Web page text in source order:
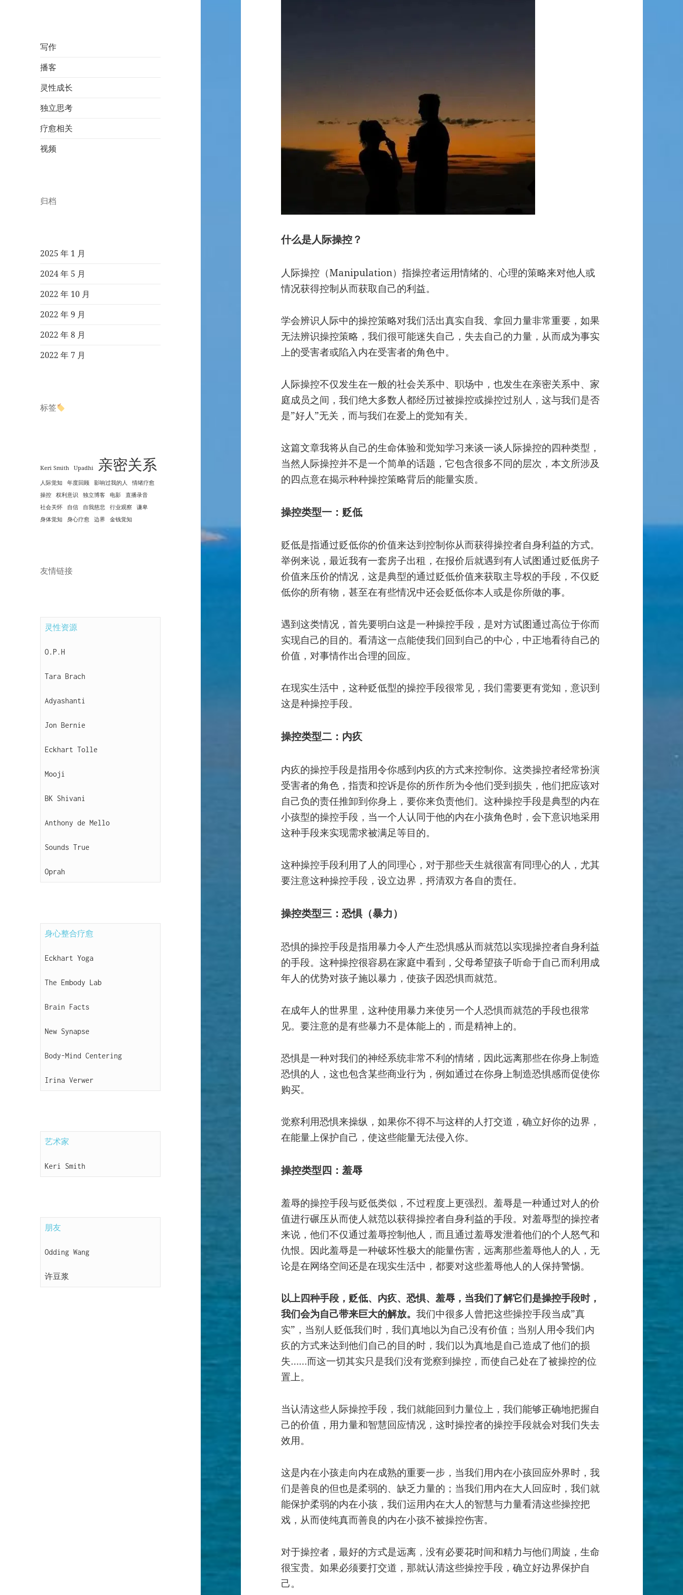
写作
播客
灵性成长
独立思考
疗愈相关
视频
归档
2025 年 1 月
2024 年 5 月
2022 年 10 月
2022 年 9 月
2022 年 8 月
2022 年 7 月
标签
Keri Smith Upadhi 亲密关系
人际觉知 年度回顾 影响过我的人
情绪疗愈
操控
权利意识 独立博客 电影
直播录音
社会关怀
自信 自我慈悲 行业观察
谦卑
身体觉知
身心疗愈 边界 金钱觉知
友情链接
灵性资源
O.P.H
Tara Brach
Adyashanti
Jon Bernie
Eckhart Tolle
Mooji
BK Shivani
Anthony de Mello
Sounds True
Oprah
身心整合疗愈
Eckhart Yoga
The Embody Lab
Brain Facts
New Synapse
Body-Mind Centering
Irina Verwer
艺术家
Keri Smith
朋友
Odding Wang
许豆浆
什么是人际操控？
人际操控（Manipulation）指操控者运用情绪的、心理的策略来对他人或
情况获得控制从而获取自己的利益。
学会辨识人际中的操控策略对我们活出真实自我、拿回力量非常重要，如果
无法辨识操控策略，我们很可能迷失自己，失去自己的力量，从而成为事实
上的受害者或陷入内在受害者的角色中。
人际操控不仅发生在一般的社会关系中、职场中，也发生在亲密关系中、家
庭成员之间，我们绝大多数人都经历过被操控或操控过别人，这与我们是否
是”好人”无关，而与我们在爱上的觉知有关。
这篇文章我将从自己的生命体验和觉知学习来谈一谈人际操控的四种类型，
当然人际操控并不是一个简单的话题，它包含很多不同的层次，本文所涉及
的四点意在揭示种种操控策略背后的能量实质。
操控类型一：贬低
贬低是指通过贬低你的价值来达到控制你从而获得操控者自身利益的方式。
举例来说，最近我有一套房子出租，在报价后就遇到有人试图通过贬低房子
价值来压价的情况，这是典型的通过贬低价值来获取主导权的手段，不仅贬
低你的所有物，甚至在有些情况中还会贬低你本人或是你所做的事。
遇到这类情况，首先要明白这是一种操控手段，是对方试图通过高位于你而
实现自己的目的。看清这一点能使我们回到自己的中心，中正地看待自己的
价值，对事情作出合理的回应。
在现实生活中，这种贬低型的操控手段很常见，我们需要更有觉知，意识到
这是种操控手段。
操控类型二：内疚
内疚的操控手段是指用令你感到内疚的方式来控制你。这类操控者经常扮演
受害者的角色，指责和控诉是你的所作所为令他们受到损失，他们把应该对
自己负的责任推卸到你身上，要你来负责他们。这种操控手段是典型的内在
小孩型的操控手段，当一个人认同于他的内在小孩角色时，会下意识地采用
这种手段来实现需求被满足等目的。
这种操控手段利用了人的同理心，对于那些天生就很富有同理心的人，尤其
要注意这种操控手段，设立边界，捋清双方各自的责任。
操控类型三：恐惧（暴力）
恐惧的操控手段是指用暴力令人产生恐惧感从而就范以实现操控者自身利益
的手段。这种操控很容易在家庭中看到，父母希望孩子听命于自己而利用成
年人的优势对孩子施以暴力，使孩子因恐惧而就范。
在成年人的世界里，这种使用暴力来使另一个人恐惧而就范的手段也很常
见。要注意的是有些暴力不是体能上的，而是精神上的。
恐惧是一种对我们的神经系统非常不利的情绪，因此远离那些在你身上制造
恐惧的人，这也包含某些商业行为，例如通过在你身上制造恐惧感而促使你
购买。
觉察利用恐惧来操纵，如果你不得不与这样的人打交道，确立好你的边界，
在能量上保护自己，使这些能量无法侵入你。
操控类型四：羞辱
羞辱的操控手段与贬低类似，不过程度上更强烈。羞辱是一种通过对人的价
值进行碾压从而使人就范以获得操控者自身利益的手段。对羞辱型的操控者
来说，他们不仅通过羞辱控制他人，而且通过羞辱发泄着他们的个人怒气和
仇恨。因此羞辱是一种破坏性极大的能量伤害，远离那些羞辱他人的人，无
论是在网络空间还是在现实生活中，都要对这些羞辱他人的人保持警惕。
以上四种手段，贬低、内疚、恐惧、羞辱，当我们了解它们是操控手段时，
我们会为自己带来巨大的解放。我们中很多人曾把这些操控手段当成”真
实”，当别人贬低我们时，我们真地以为自己没有价值；当别人用令我们内
疚的方式来达到他们自己的目的时，我们以为真地是自己造成了他们的损
失……而这一切其实只是我们没有觉察到操控，而使自己处在了被操控的位
置上。
当认清这些人际操控手段，我们就能回到力量位上，我们能够正确地把握自
己的价值，用力量和智慧回应情况，这时操控者的操控手段就会对我们失去
效用。
这是内在小孩走向内在成熟的重要一步，当我们用内在小孩回应外界时，我
们是善良的但也是柔弱的、缺乏力量的；当我们用内在大人回应时，我们就
能保护柔弱的内在小孩，我们运用内在大人的智慧与力量看清这些操控把
戏，从而使纯真而善良的内在小孩不被操控伤害。
对于操控者，最好的方式是远离，没有必要花时间和精力与他们周旋，生命
很宝贵。如果必须要打交道，那就认清这些操控手段，确立好边界保护自
己。